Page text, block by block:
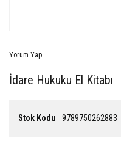
Yorum Yap
İdare Hukuku El Kitabı
Stok Kodu 9789750262883